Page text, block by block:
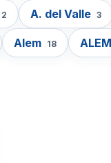
2 A. del Valle 3
Alem 18